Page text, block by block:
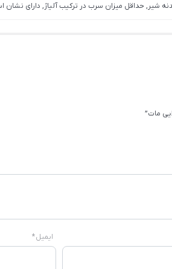
شیر, حداقل میزان سرب در ترکیب آلیاژ, دارای نشان
مات”
ایمیل*